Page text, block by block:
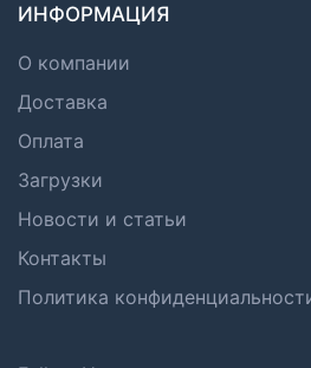
ИНФОРМАЦИЯ
О компании
Доставка
Оплата
Загрузки
Новости и статьи
Контакты
Политика